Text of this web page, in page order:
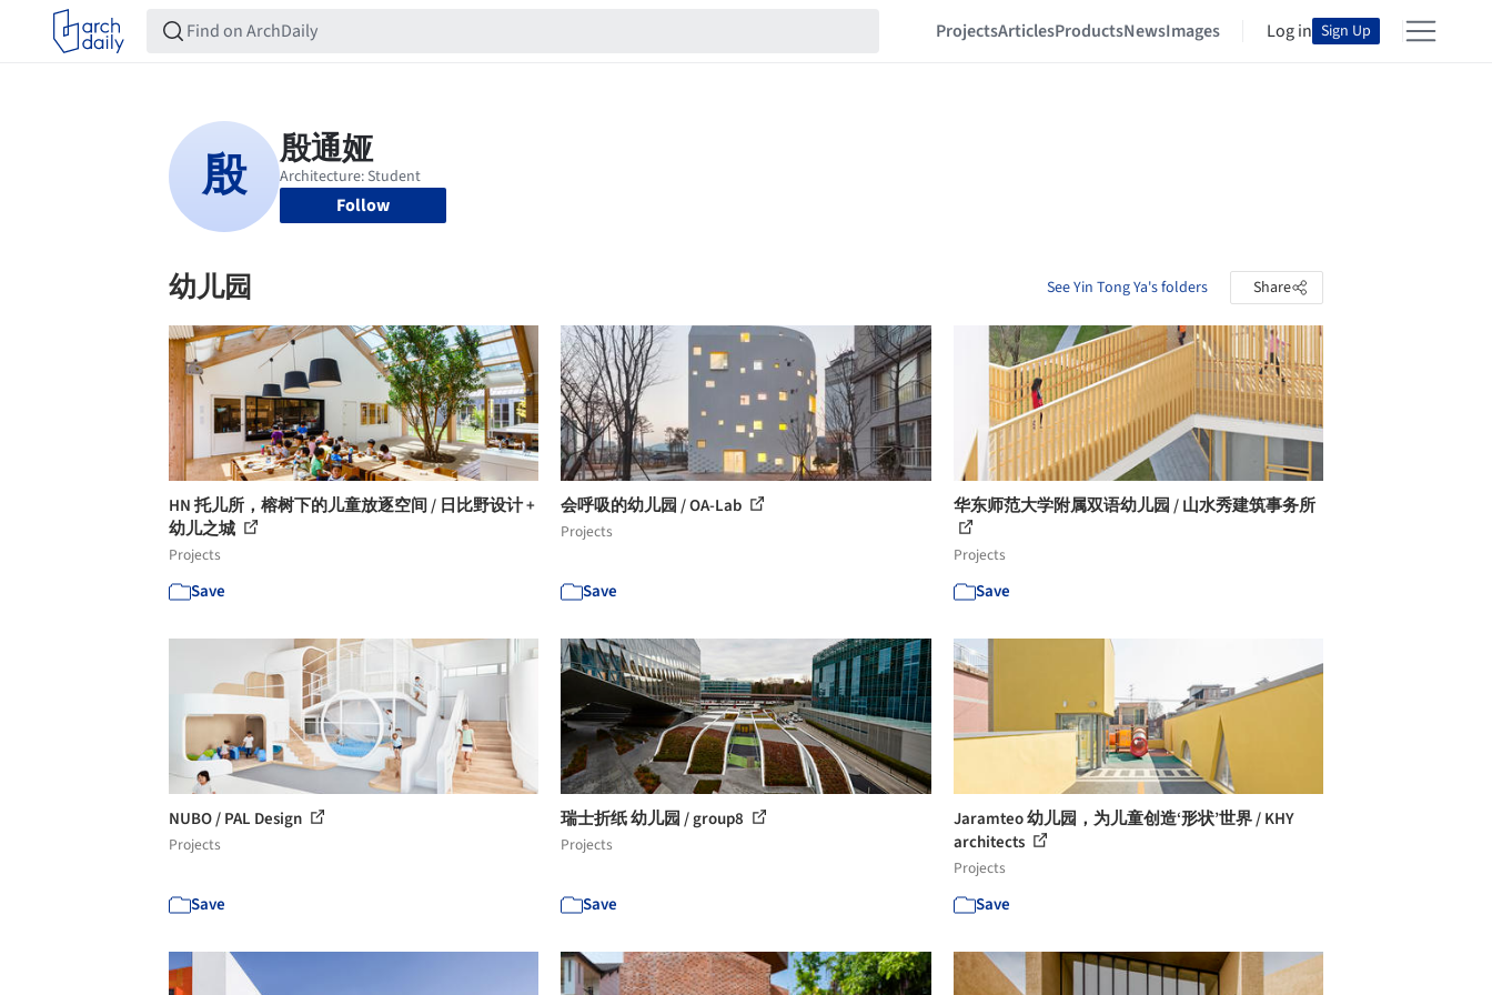
ProjectsArticlesProductsNewsImages Log in Sign Up
Follow
幼儿园 See Yin Tong Ya's folders Share
HN 托儿所，榕树下的儿童放逐空间 / 日比野设计 +
幼儿之城
Projects
Save
会呼吸的幼儿园 / OA-Lab
Projects
Save
华东师范大学附属双语幼儿园 / 山水秀建筑事务所
Projects
Save
NUBO / PAL Design
Projects
Save
瑞士折纸 幼儿园 / group8
Projects
Save
Jaramteo 幼儿园，为儿童创造‘形状’世界 / KHY
architects
Projects
Save